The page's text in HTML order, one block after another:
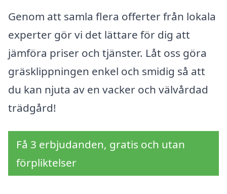
Genom att samla flera offerter från lokala
experter gör vi det lättare för dig att
jämföra priser och tjänster. Låt oss göra
gräsklippningen enkel och smidig så att
du kan njuta av en vacker och välvårdad
trädgård!
Få 3 erbjudanden, gratis och utan
förpliktelser